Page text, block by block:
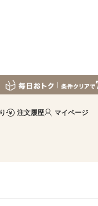
注文履歴 マイページ